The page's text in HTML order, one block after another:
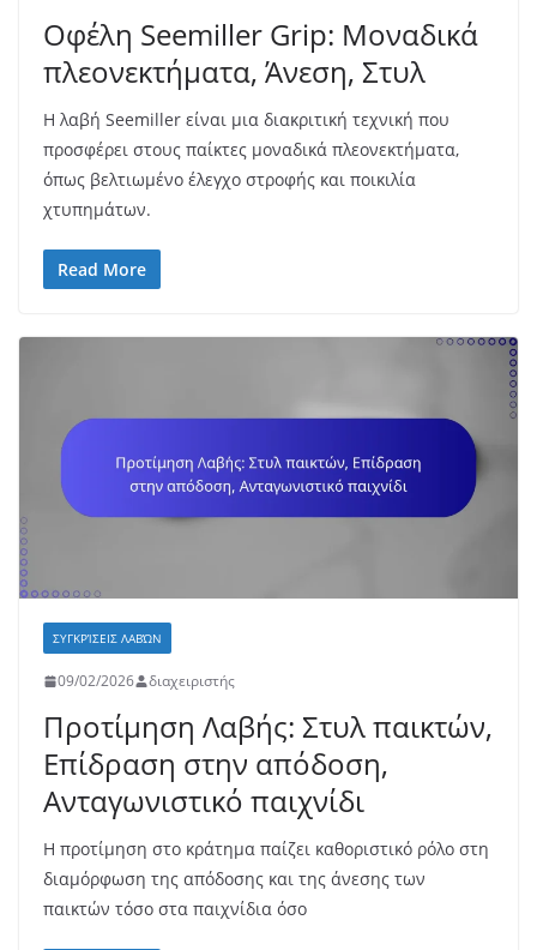
Οφέλη Seemiller Grip: Μοναδικά
πλεονεκτήματα, Άνεση, Στυλ
Η λαβή Seemiller είναι μια διακριτική τεχνική που
προσφέρει στους παίκτες μοναδικά πλεονεκτήματα,
όπως βελτιωμένο έλεγχο στροφής και ποικιλία
χτυπημάτων.
Read More
ΣΥΓΚΡΊΣΕΙΣ ΛΑΒΏΝ
09/02/2026 διαχειριστής
Προτίμηση Λαβής: Στυλ παικτών,
Επίδραση στην απόδοση,
Ανταγωνιστικό παιχνίδι
Η προτίμηση στο κράτημα παίζει καθοριστικό ρόλο στη
διαμόρφωση της απόδοσης και της άνεσης των
παικτών τόσο στα παιχνίδια όσο